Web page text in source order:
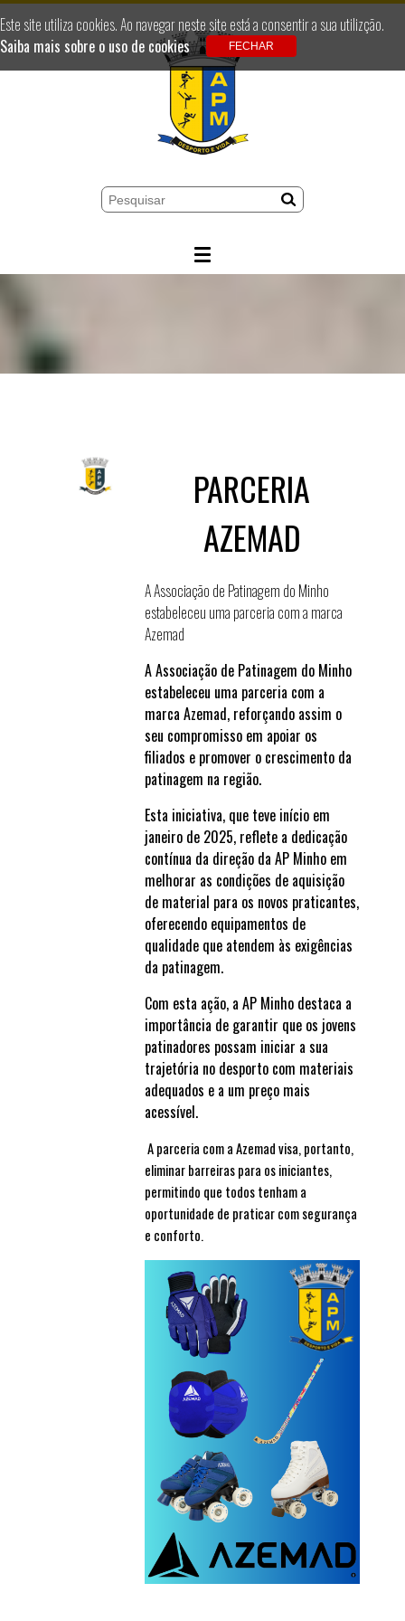
PARCERIA
AZEMAD
A Associação de Patinagem do Minho
estabeleceu uma parceria com a marca
Azemad
A Associação de Patinagem do Minho
estabeleceu uma parceria com a
marca Azemad, reforçando assim o
seu compromisso em apoiar os
filiados e promover o crescimento da
patinagem na região.
Esta iniciativa, que teve início em
janeiro de 2025, reflete a dedicação
contínua da direção da AP Minho em
melhorar as condições de aquisição
de material para os novos praticantes,
oferecendo equipamentos de
qualidade que atendem às exigências
da patinagem.
Com esta ação, a AP Minho destaca a
importância de garantir que os jovens
patinadores possam iniciar a sua
trajetória no desporto com materiais
adequados e a um preço mais
acessível.
A parceria com a Azemad visa, portanto,
eliminar barreiras para os iniciantes,
permitindo que todos tenham a
oportunidade de praticar com segurança
e conforto.
Este site utiliza cookies. Ao navegar neste site está a consentir a sua utilizção.
Saiba mais sobre o uso de cookies